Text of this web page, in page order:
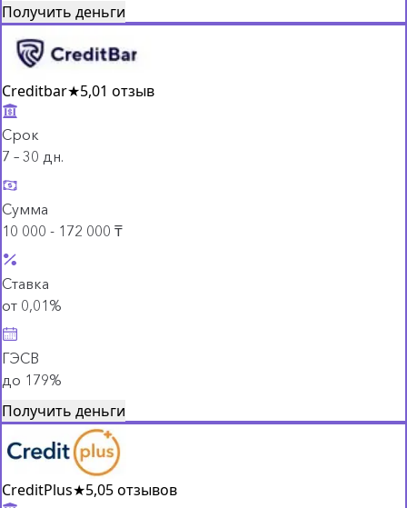
Получить деньги
Creditbar★5,01 отзыв
Срок
7 – 30 дн.
Сумма
10 000 - 172 000 ₸
Ставка
от 0,01%
ГЭСВ
до 179%
Получить деньги
CreditPlus★5,05 отзывов